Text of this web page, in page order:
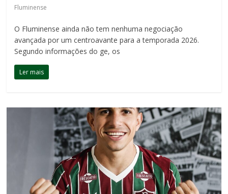
Fluminense
O Fluminense ainda não tem nenhuma negociação
avançada por um centroavante para a temporada 2026.
Segundo informações do ge, os
Ler mais